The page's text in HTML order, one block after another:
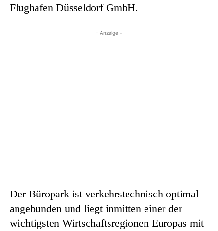
Flughafen Düsseldorf GmbH.
- Anzeige -
Der Büropark ist verkehrstechnisch optimal
angebunden und liegt inmitten einer der
wichtigsten Wirtschaftsregionen Europas mit